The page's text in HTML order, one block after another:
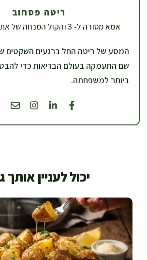
ריטה פסחוב
אמא מסורה ל- 3 והקול המנחה של אתר נוטרי-מאיה
המסע של ריטה החל ברגעים השקטים
שם התעמקה בעולם הבריאות כדי
ביותר למשפחתה.
יכול לעניין אותך